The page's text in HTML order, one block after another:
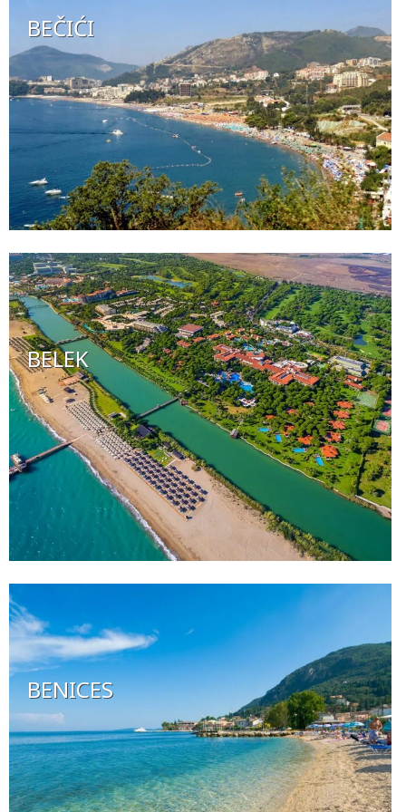
BEČIĆI
BELEK
BENICES